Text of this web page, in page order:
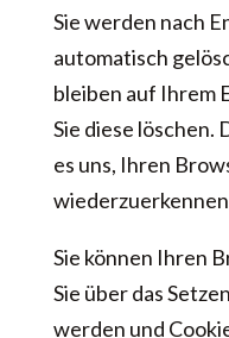
Sie werden nach
automatisch
bleiben auf Ihrem
Sie diese löschen.
es uns, Ihren
Sie können Ihren
Sie über das
werden und